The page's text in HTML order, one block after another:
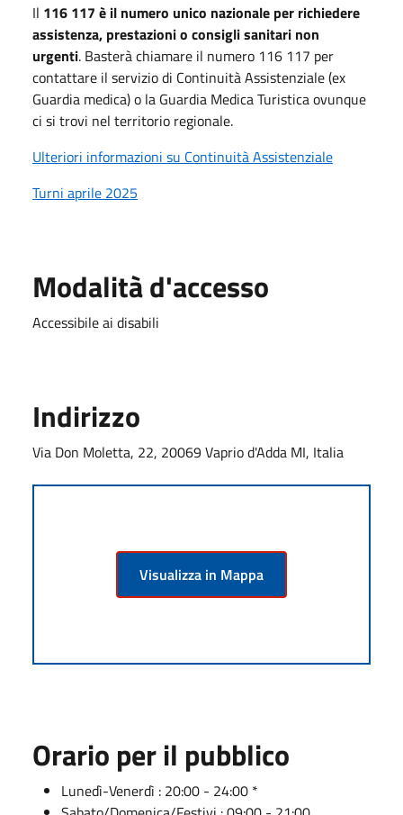
Il 116 117 è il numero unico nazionale per richiedere
assistenza, prestazioni o consigli sanitari non
urgenti. Basterà chiamare il numero 116 117 per
contattare il servizio di Continuità Assistenziale (ex
Guardia medica) o la Guardia Medica Turistica ovunque
ci si trovi nel territorio regionale.
Ulteriori informazioni su Continuità Assistenziale
Turni aprile 2025
Modalità d'accesso
Accessibile ai disabili
Indirizzo
Via Don Moletta, 22, 20069 Vaprio d'Adda MI, Italia
Visualizza in Mappa
Orario per il pubblico
Lunedì-Venerdì : 20:00 - 24:00 *